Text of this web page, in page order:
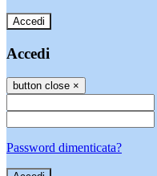
Accedi
Accedi
button close ×
Password dimenticata?